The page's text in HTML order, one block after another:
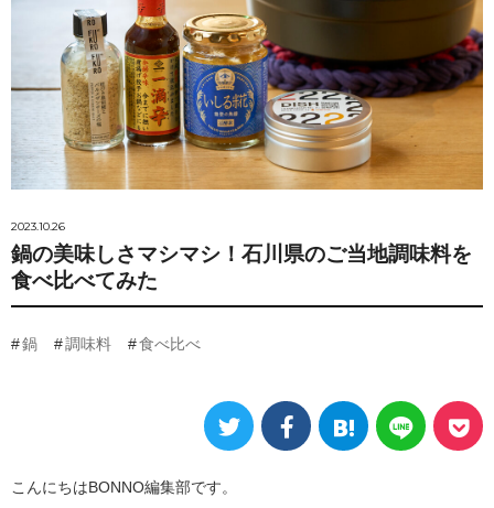
2023.10.26
鍋の美味しさマシマシ！石川県のご当地調味料を
食べ比べてみた
鍋 調味料 食べ比べ
こんにちはBONNO編集部です。